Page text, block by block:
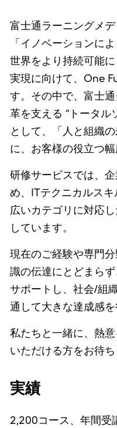
富士通ラーニングメ
「イノベーションに
世界をより持続可能
実現に向けて、One
す。その中で、富士
革を支える “トータル
として、「人と組織
に、お客様の役立つ幅
研修サービスでは、
め、ITテクニカルス
広いカテゴリに対応
しています。
現在のご経験や専門
識の伝達にとどまら
サポートし、社会/組
通して大きな達成感を
私たちと一緒に、熱
いただける方をお待ち
実績
2,200コース、年間受